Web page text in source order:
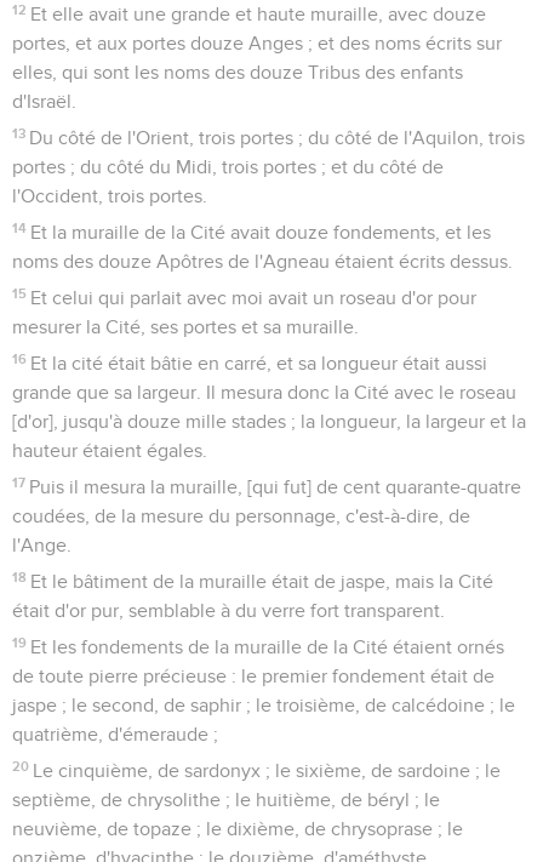
12 Et elle avait une grande et haute muraille, avec douze
portes, et aux portes douze Anges ; et des noms écrits sur
elles, qui sont les noms des douze Tribus des enfants
d'Israël.
13 Du côté de l'Orient, trois portes ; du côté de l'Aquilon, trois
portes ; du côté du Midi, trois portes ; et du côté de
l'Occident, trois portes.
14 Et la muraille de la Cité avait douze fondements, et les
noms des douze Apôtres de l'Agneau étaient écrits dessus.
15 Et celui qui parlait avec moi avait un roseau d'or pour
mesurer la Cité, ses portes et sa muraille.
16 Et la cité était bâtie en carré, et sa longueur était aussi
grande que sa largeur. Il mesura donc la Cité avec le roseau
[d'or], jusqu'à douze mille stades ; la longueur, la largeur et la
hauteur étaient égales.
17 Puis il mesura la muraille, [qui fut] de cent quarante-quatre
coudées, de la mesure du personnage, c'est-à-dire, de
l'Ange.
18 Et le bâtiment de la muraille était de jaspe, mais la Cité
était d'or pur, semblable à du verre fort transparent.
19 Et les fondements de la muraille de la Cité étaient ornés
de toute pierre précieuse : le premier fondement était de
jaspe ; le second, de saphir ; le troisième, de calcédoine ; le
quatrième, d'émeraude ;
20 Le cinquième, de sardonyx ; le sixième, de sardoine ; le
septième, de chrysolithe ; le huitième, de béryl ; le
neuvième, de topaze ; le dixième, de chrysoprase ; le
onzième, d'hyacinthe ; le douzième, d'améthyste.